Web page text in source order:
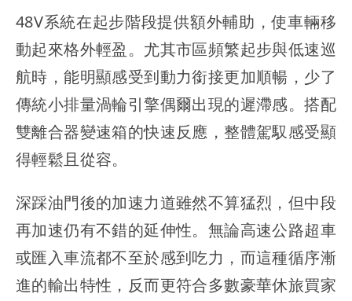
48V系統在起步階段提供額外輔助，使車輛移
動起來格外輕盈。尤其市區頻繁起步與低速巡
航時，能明顯感受到動力銜接更加順暢，少了
傳統小排量渦輪引擎偶爾出現的遲滯感。搭配
雙離合器變速箱的快速反應，整體駕馭感受顯
得輕鬆且從容。
深踩油門後的加速力道雖然不算猛烈，但中段
再加速仍有不錯的延伸性。無論高速公路超車
或匯入車流都不至於感到吃力，而這種循序漸
進的輸出特性，反而更符合多數豪華休旅買家